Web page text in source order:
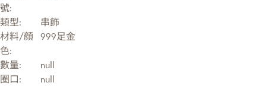
號:
類型:
串飾
材料/顔
色:
999足金
數量:
null
圈口:
null